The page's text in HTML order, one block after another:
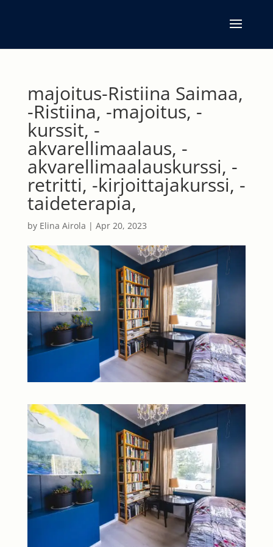
majoitus-Ristiina Saimaa,
-Ristiina, -majoitus, -
kurssit, -
akvarellimaalaus, -
akvarellimaalauskurssi, -
retritti, -kirjoittajakurssi, -
taideterapia,
by Elina Airola | Apr 20, 2023